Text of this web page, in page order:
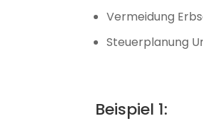
Vermeidung
Steuerplanung
Beispiel 1: